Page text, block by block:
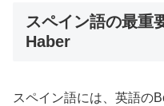
スペイン語の最重
Haber
スペイン語には、英語の